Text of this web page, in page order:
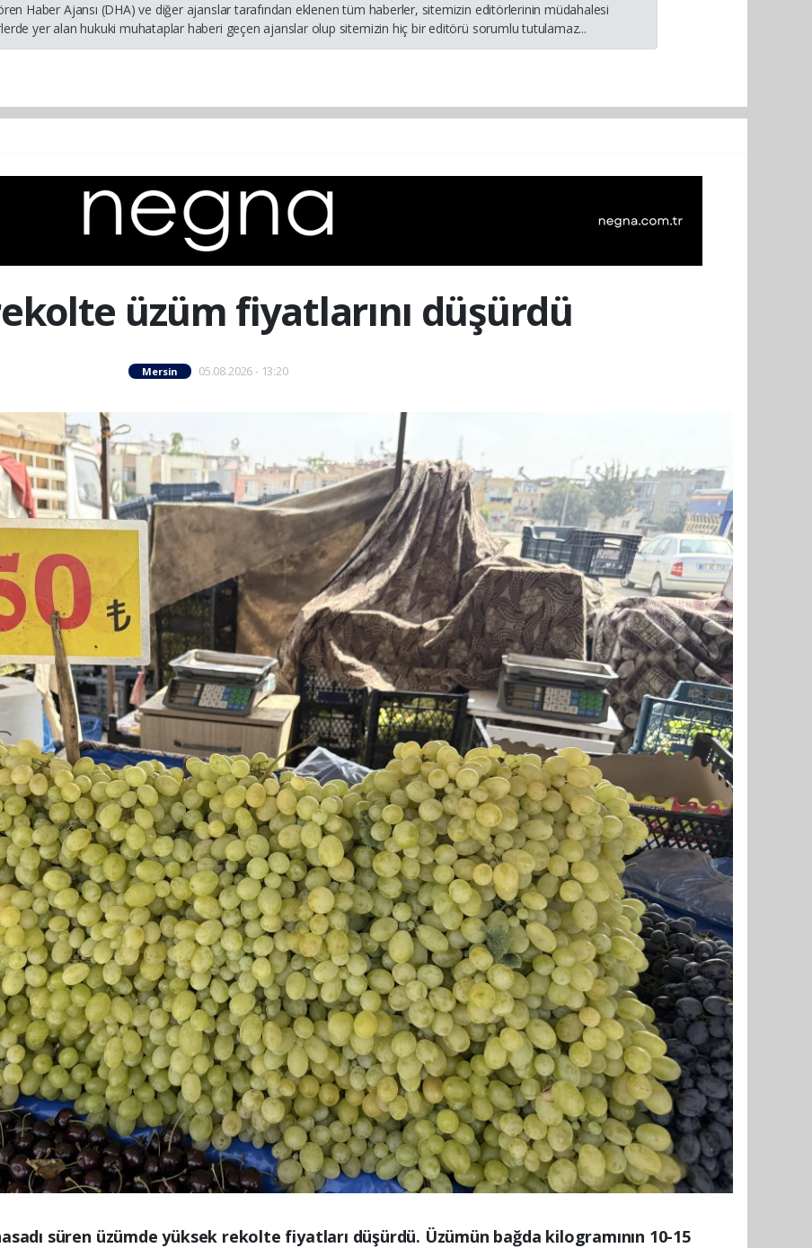
Haber Ajansı (DHA) ve diğer ajanslar tarafından eklenen tüm haberler, sitemizin editörlerinin müdahalesi
yer alan hukuki muhataplar haberi geçen ajanslar olup sitemizin hiç bir editörü sorumlu tutulamaz...
üzüm fiyatlarını düşürdü
Mersin 05.08.2026 - 13:20
süren üzümde yüksek rekolte fiyatları düşürdü. Üzümün bağda kilogramının 10-15